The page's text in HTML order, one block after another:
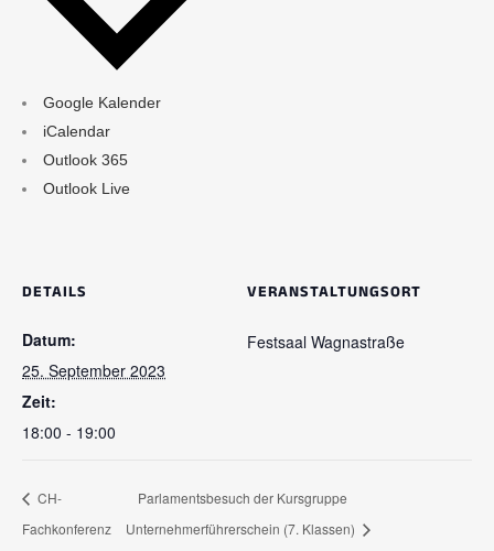
Google Kalender
iCalendar
Outlook 365
Outlook Live
DETAILS
Datum:
25. September 2023
Zeit:
18:00 - 19:00
VERANSTALTUNGSORT
Festsaal Wagnastraße
CH-
Fachkonferenz
Parlamentsbesuch der Kursgruppe
Unternehmerführerschein (7. Klassen)